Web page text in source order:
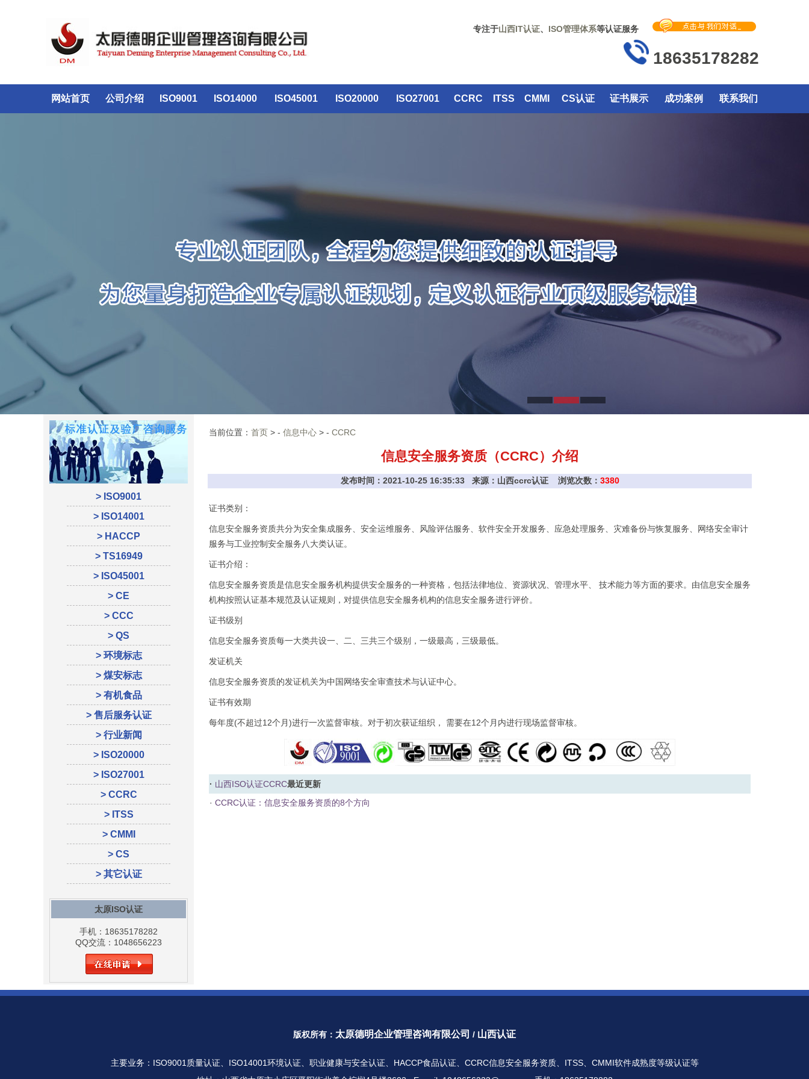
专注于山西IT认证、 ISO管理体系等认证服务
18635178282
网站首页 公司介绍 ISO9001 ISO14000 ISO45001 ISO20000 ISO27001 CCRC ITSS CMMI CS认证 证书展示 成功案例 联系我们
> ISO9001
> ISO14001
> HACCP
> TS16949
> ISO45001
> CE
> CCC
> QS
> 环境标志
> 煤安标志
> 有机食品
> 售后服务认证
> 行业新闻
> ISO20000
> ISO27001
> CCRC
> ITSS
> CMMI
> CS
> 其它认证
太原ISO认证
手机：18635178282
QQ交流：1048656223
当前位置： 首页 > - 信息中心 > - CCRC
信息安全服务资质（CCRC）介绍
发布时间：2021-10-25 16:35:33 来源：山西ccrc认证 浏览次数： 3380
证书类别：
信息安全服务资质共分为安全集成服务、安全运维服务、风险评估服务、软件安全开发服务、应急处理服务、灾难备份与恢复服务、网络安全审计
服务与工业控制安全服务八大类认证。
证书介绍：
信息安全服务资质是信息安全服务机构提供安全服务的一种资格，包括法律地位、资源状况、管理水平、 技术能力等方面的要求。由信息安全服务
机构按照认证基本规范及认证规则，对提供信息安全服务机构的信息安全服务进行评价。
证书级别
信息安全服务资质每一大类共设一、二、三共三个级别，一级最高，三级最低。
发证机关
信息安全服务资质的发证机关为中国网络安全审查技术与认证中心。
证书有效期
每年度(不超过12个月)进行一次监督审核。对于初次获证组织， 需要在12个月内进行现场监督审核。
· 山西ISO认证CCRC最近更新
· CCRC认证：信息安全服务资质的8个方向
版权所有： 太原德明企业管理咨询有限公司 / 山西认证
主要业务： ISO9001质量认证 ISO14001环境认证 职业健康与安全认证 HACCP食品认证 、CCRC信息安全服务资质、ITSS、CMMI软件成熟度等级认证等